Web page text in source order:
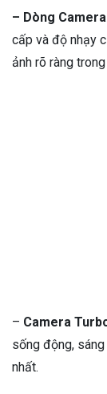
– Dòng
cấp và độ nhạy
ảnh rõ ràng
– Camera
sống động,
nhất.